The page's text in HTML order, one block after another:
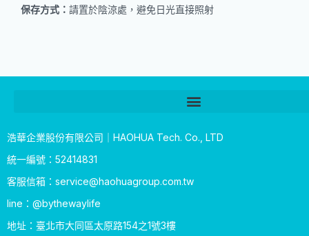
保存方式： 請置於陰涼處，避免日光直接照射
浩華企業股份有限公司｜HAOHUA Tech. Co., LTD
統一編號：52414831
客服信箱： service@haohuagroup.com.tw
line：@bythewaylife
地址：臺北市大同區太原路154之1號3樓